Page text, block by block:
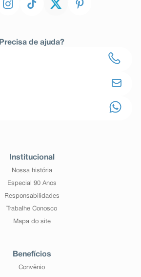
Precisa de ajuda?
Institucional
Nossa história
Especial 90 Anos
Responsabilidades
Trabalhe Conosco
Mapa do site
Benefícios
Convênio